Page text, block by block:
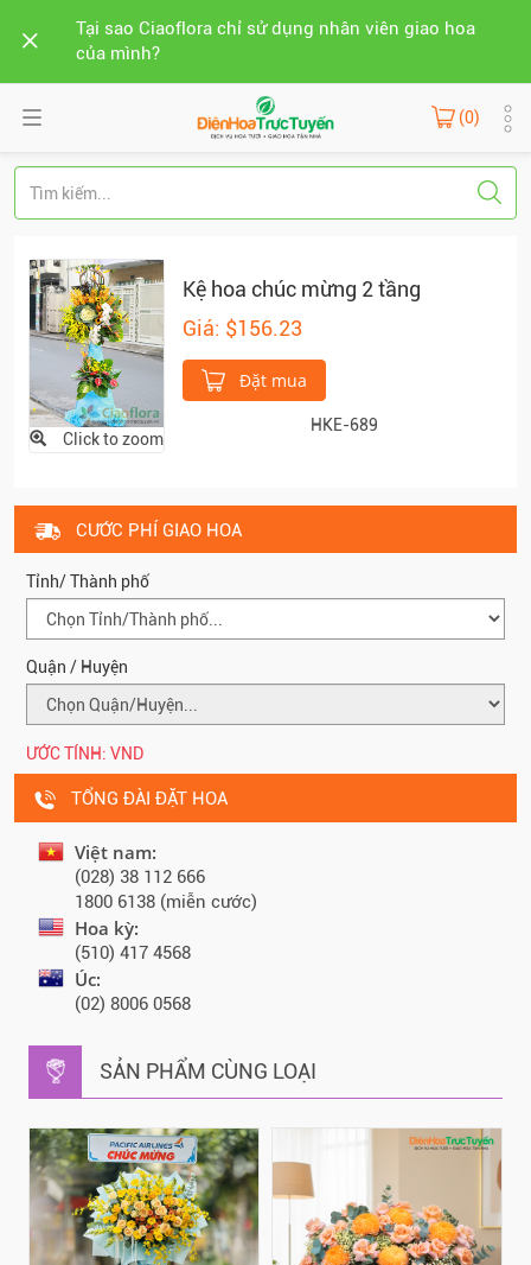
Tại sao Ciaoflora chỉ sử dụng nhân viên giao hoa
của mình?
(0)
Click to zoom
Kệ hoa chúc mừng 2 tầng
Giá: $156.23
Đặt mua
HKE-689
CƯỚC PHÍ GIAO HOA
Tỉnh/ Thành phố
Quận / Huyện
ƯỚC TÍNH: VND
TỔNG ĐÀI ĐẶT HOA
Việt nam:
(028) 38 112 666
1800 6138 (miễn cước)
Hoa kỳ:
(510) 417 4568
Úc:
(02) 8006 0568
SẢN PHẨM CÙNG LOẠI